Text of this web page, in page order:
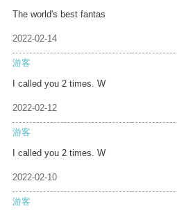
The world's best fantas
2022-02-14
游客
I called you 2 times. W
2022-02-12
游客
I called you 2 times. W
2022-02-10
游客